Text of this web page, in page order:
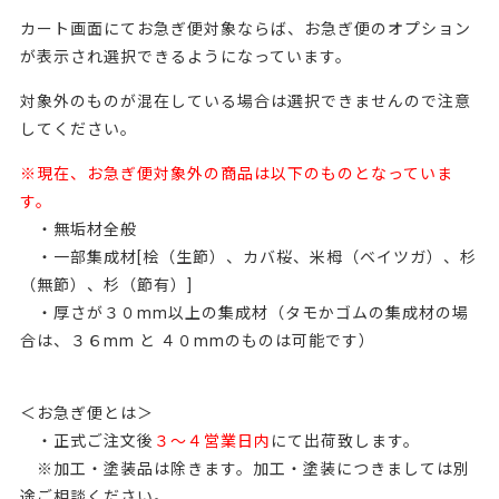
カート画面にてお急ぎ便対象ならば、お急ぎ便のオプション
が表示され選択できるようになっています。
対象外のものが混在している場合は選択できませんので注意
してください。
※現在、お急ぎ便対象外の商品は以下のものとなっていま
す。
・無垢材全般
・一部集成材[桧（生節）、カバ桜、米栂（ベイツガ）、杉
（無節）、杉（節有）]
・厚さが３０mm以上の集成材（タモかゴムの集成材の場
合は、３６mm と ４０mmのものは可能です）
＜お急ぎ便とは＞
・正式ご注文後 ３～４営業 日 内 にて出荷致します。
※加工・塗装品は除きます。加工・塗装につきましては別